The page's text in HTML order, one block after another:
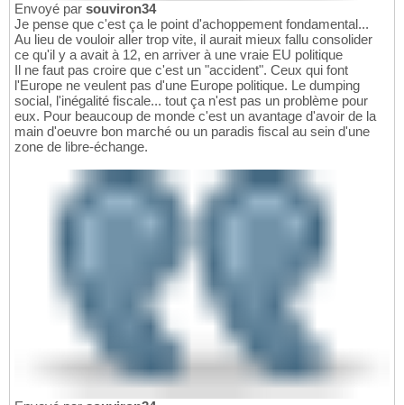
Envoyé par souviron34
Je pense que c'est ça le point d'achoppement fondamental...
Au lieu de vouloir aller trop vite, il aurait mieux fallu consolider
ce qu'il y a avait à 12, en arriver à une vraie EU politique
Il ne faut pas croire que c'est un "accident". Ceux qui font
l'Europe ne veulent pas d'une Europe politique. Le dumping
social, l'inégalité fiscale... tout ça n'est pas un problème pour
eux. Pour beaucoup de monde c'est un avantage d'avoir de la
main d'oeuvre bon marché ou un paradis fiscal au sein d'une
zone de libre-échange.